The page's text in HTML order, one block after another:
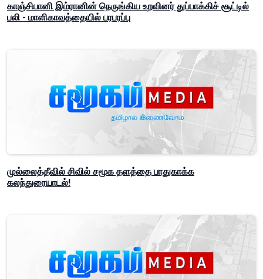
காஞ்சிபானி இம்ரானின் நெருங்கிய உறவினர் துப்பாக்கிச் சூட்டில்
பலி - மாளிகாவத்தையில் பரபரப்பு
முல்லைத்தீவில் சிவில் சமூக தளத்தை பாதுகாக்க
கலந்துரையாடல்!